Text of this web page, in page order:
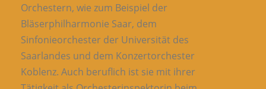
Orchestern, wie zum Beispiel der
Bläserphilharmonie Saar, dem
Sinfonieorchester der Universität des
Saarlandes und dem Konzertorchester
Koblenz. Auch beruflich ist sie mit ihrer